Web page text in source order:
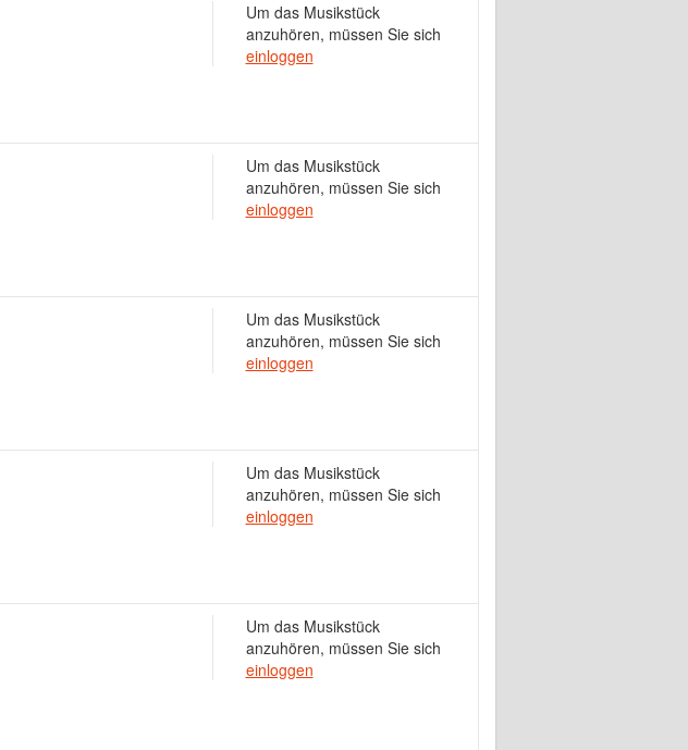
Um das Musikstück
anzuhören, müssen Sie sich
einloggen
Um das Musikstück
anzuhören, müssen Sie sich
einloggen
Um das Musikstück
anzuhören, müssen Sie sich
einloggen
Um das Musikstück
anzuhören, müssen Sie sich
einloggen
Um das Musikstück
anzuhören, müssen Sie sich
einloggen